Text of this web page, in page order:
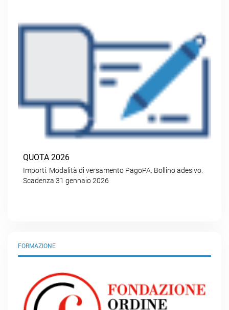
QUOTA 2026
Importi. Modalità di versamento PagoPA. Bollino adesivo.
Scadenza 31 gennaio 2026
FORMAZIONE